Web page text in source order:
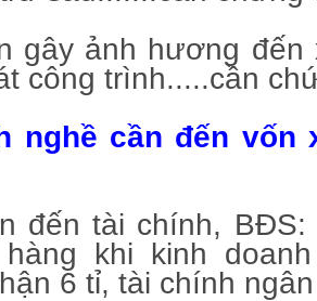
gây ảnh hương
công trình.....cần
nghề cần đến vốn
đến tài chính, BĐS:
khi kinh
6 tỉ, tài chính